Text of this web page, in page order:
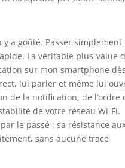
a goûté. Passer simplement
La véritable plus-value
sur mon smartphone dès
lui parler et même lui
de la notification, de l’ordre
de votre réseau Wi-Fi.
le passé : sa résistance
sans aucune trace